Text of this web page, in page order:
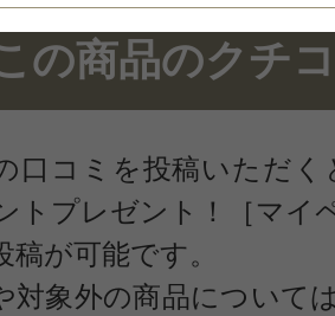
の商品のクチ
口コミを投稿いただく
トプレゼント！［マイ
稿が可能です。
対象外の商品について